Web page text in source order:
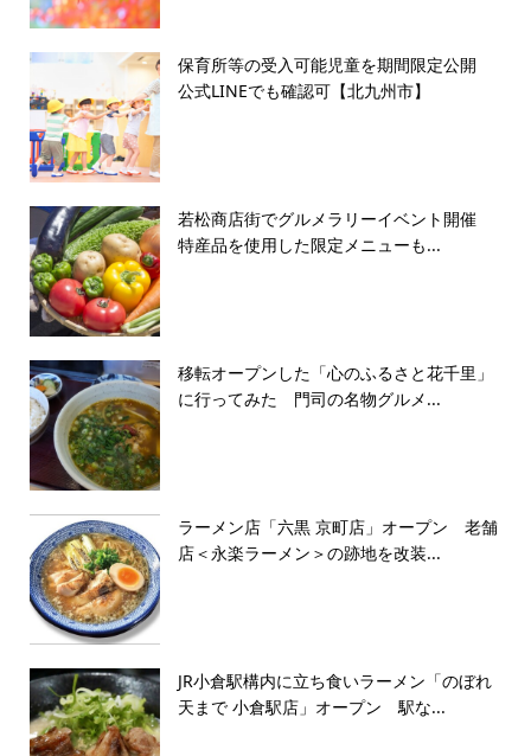
保育所等の受入可能児童を期間限定公開
公式LINEでも確認可【北九州市】
若松商店街でグルメラリーイベント開催
特産品を使用した限定メニューも...
移転オープンした「心のふるさと花千里」
に行ってみた 門司の名物グルメ...
ラーメン店「六黒 京町店」オープン 老舗
店＜永楽ラーメン＞の跡地を改装...
JR小倉駅構内に立ち食いラーメン「のぼれ
天まで 小倉駅店」オープン 駅な...